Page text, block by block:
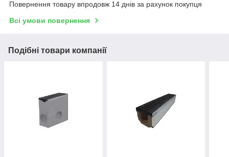
Повернення товару впродовж 14 днів за рахунок покупця
Всі умови повернення
Подібні товари компанії